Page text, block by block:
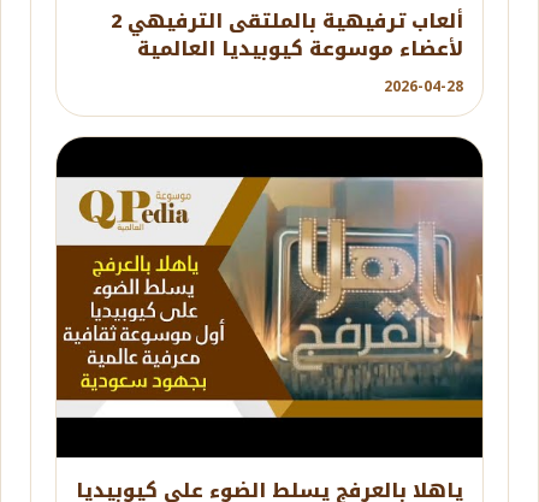
ألعاب ترفيهية بالملتقى الترفيهي 2
لأعضاء موسوعة كيوبيديا العالمية
بالرياض
2026-04-28
ياهلا بالعرفج يسلط الضوء على كيوبيديا